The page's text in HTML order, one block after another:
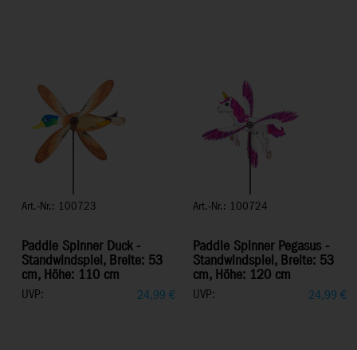
Art.-Nr.: 100723
Paddle Spinner Duck -
Standwindspiel, Breite: 53
cm, Höhe: 110 cm
UVP: 24,99 €
Art.-Nr.: 100724
Paddle Spinner Pegasus -
Standwindspiel, Breite: 53
cm, Höhe: 120 cm
UVP: 24,99 €